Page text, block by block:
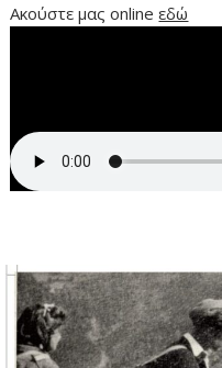
Ακούστε μας onlineεδώ